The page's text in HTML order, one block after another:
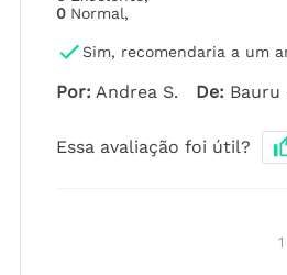
0 Normal,
Sim, recomendaria a um
Por: Andrea S. De: Bauru
Essa avaliação foi útil?